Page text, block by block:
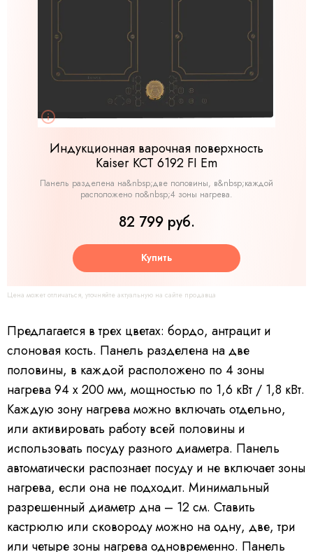
Индукционная варочная поверхность
Kaiser KCT 6192 FI Em
Панель разделена на&nbsp;две половины, в&nbsp;каждой
расположено по&nbsp;4 зоны нагрева.
82 799 руб.
Купить
Цена может отличаться, уточняйте актуальную на сайте продавца
Предлагается в трех цветах: бордо, антрацит и
слоновая кость. Панель разделена на две
половины, в каждой расположено по 4 зоны
нагрева 94 х 200 мм, мощностью по 1,6 кВт / 1,8 кВт.
Каждую зону нагрева можно включать отдельно,
или активировать работу всей половины и
использовать посуду разного диаметра. Панель
автоматически распознает посуду и не включает зоны
нагрева, если она не подходит. Минимальный
разрешенный диаметр дна – 12 см. Ставить
кастрюлю или сковороду можно на одну, две, три
или четыре зоны нагрева одновременно. Панель